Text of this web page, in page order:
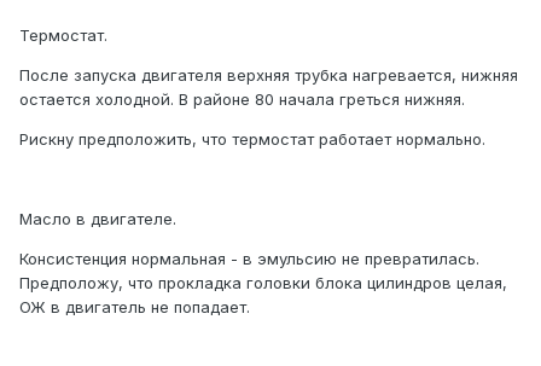
Термостат.
После запуска двигателя верхняя трубка нагревается, нижняя
остается холодной. В районе 80 начала греться нижняя.
Рискну предположить, что термостат работает нормально.
Масло в двигателе.
Консистенция нормальная - в эмульсию не превратилась.
Предположу, что прокладка головки блока цилиндров целая,
ОЖ в двигатель не попадает.